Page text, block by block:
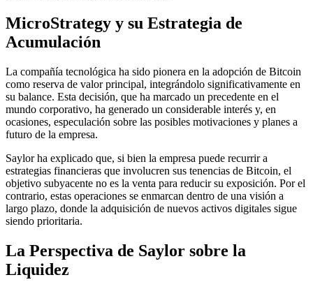
MicroStrategy y su Estrategia de
Acumulación
La compañía tecnológica ha sido pionera en la adopción de Bitcoin
como reserva de valor principal, integrándolo significativamente en
su balance. Esta decisión, que ha marcado un precedente en el
mundo corporativo, ha generado un considerable interés y, en
ocasiones, especulación sobre las posibles motivaciones y planes a
futuro de la empresa.
Saylor ha explicado que, si bien la empresa puede recurrir a
estrategias financieras que involucren sus tenencias de Bitcoin, el
objetivo subyacente no es la venta para reducir su exposición. Por el
contrario, estas operaciones se enmarcan dentro de una visión a
largo plazo, donde la adquisición de nuevos activos digitales sigue
siendo prioritaria.
La Perspectiva de Saylor sobre la
Liquidez